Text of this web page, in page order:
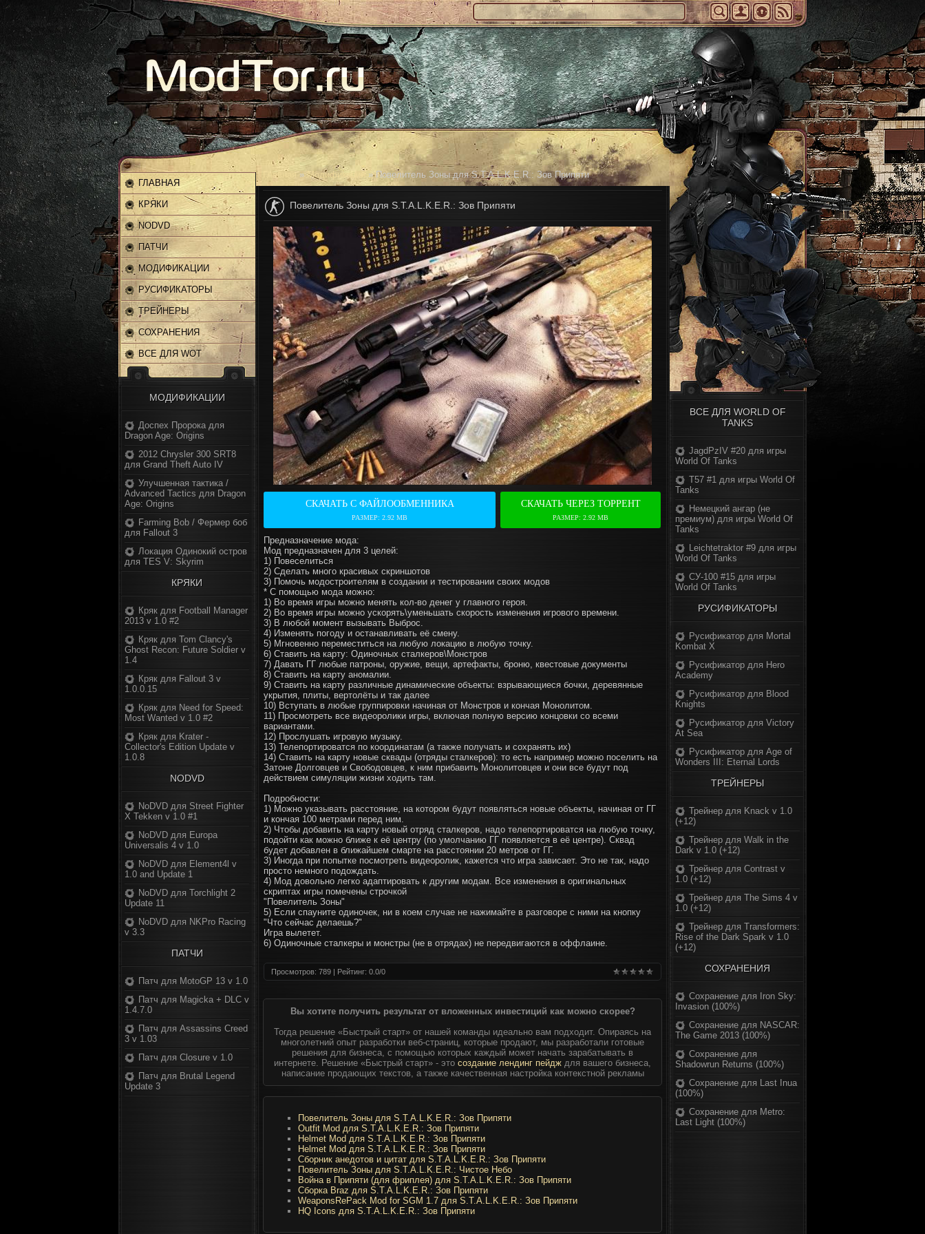
ГЛАВНАЯ
КРЯКИ
NODVD
ПАТЧИ
МОДИФИКАЦИИ
РУСИФИКАТОРЫ
ТРЕЙНЕРЫ
СОХРАНЕНИЯ
ВСЕ ДЛЯ WOT
МОДИФИКАЦИИ
Доспех Пророка для
Dragon Age: Origins
2012 Chrysler 300 SRT8
для Grand Theft Auto IV
Улучшенная тактика /
Advanced Tactics для Dragon
Age: Origins
Farming Bob / Фермер боб
для Fallout 3
Локация Одинокий остров
для TES V: Skyrim
КРЯКИ
Кряк для Football Manager
2013 v 1.0 #2
Кряк для Tom Clancy's
Ghost Recon: Future Soldier v
1.4
Кряк для Fallout 3 v
1.0.0.15
Кряк для Need for Speed:
Most Wanted v 1.0 #2
Кряк для Krater -
Collector's Edition Update v
1.0.8
NODVD
NoDVD для Street Fighter
X Tekken v 1.0 #1
NoDVD для Europa
Universalis 4 v 1.0
NoDVD для Element4l v
1.0 and Update 1
NoDVD для Torchlight 2
Update 11
NoDVD для NKPro Racing
v 3.3
ПАТЧИ
Патч для MotoGP 13 v 1.0
Патч для Magicka + DLC v
1.4.7.0
Патч для Assassins Creed
3 v 1.03
Патч для Closure v 1.0
Патч для Brutal Legend
Update 3
Главная» Модификации » Повелитель Зоны для S.T.A.L.K.E.R.: Зов Припяти
Повелитель Зоны для S.T.A.L.K.E.R.: Зов Припяти
СКАЧАТЬ С ФАЙЛООБМЕННИКА
РАЗМЕР: 2.92 МВ
СКАЧАТЬ ЧЕРЕЗ ТОРРЕНТ
РАЗМЕР: 2.92 МВ
Предназначение мода:
Мод предназначен для 3 целей:
1) Повеселиться
2) Сделать много красивых скриншотов
3) Помочь модостроителям в создании и тестировании своих модов
* С помощью мода можно:
1) Во время игры можно менять кол-во денег у главного героя.
2) Во время игры можно ускорять\уменьшать скорость изменения игрового времени.
3) В любой момент вызывать Выброс.
4) Изменять погоду и останавливать её смену.
5) Мгновенно переместиться на любую локацию в любую точку.
6) Ставить на карту: Одиночных сталкеров\Монстров
7) Давать ГГ любые патроны, оружие, вещи, артефакты, броню, квестовые документы
8) Ставить на карту аномалии.
9) Ставить на карту различные динамические объекты: взрывающиеся бочки, деревянные
укрытия, плиты, вертолёты и так далее
10) Вступать в любые группировки начиная от Монстров и кончая Монолитом.
11) Просмотреть все видеоролики игры, включая полную версию концовки со всеми
вариантами.
12) Прослушать игровую музыку.
13) Телепортироватся по координатам (а также получать и сохранять их)
14) Ставить на карту новые сквады (отряды сталкеров): то есть например можно поселить на
Затоне Долговцев и Свободовцев, к ним прибавить Монолитовцев и они все будут под
действием симуляции жизни ходить там.
Подробности:
1) Можно указывать расстояние, на котором будут появляться новые объекты, начиная от ГГ
и кончая 100 метрами перед ним.
2) Чтобы добавить на карту новый отряд сталкеров, надо телепортироватся на любую точку,
подойти как можно ближе к её центру (по умолчанию ГГ появляется в её центре). Сквад
будет добавлен в ближайшем смарте на расстоянии 20 метров от ГГ.
3) Иногда при попытке посмотреть видеоролик, кажется что игра зависает. Это не так, надо
просто немного подождать.
4) Мод довольно легко адаптировать к другим модам. Все изменения в оригинальных
скриптах игры помечены строчкой
"Повелитель Зоны"
5) Если спауните одиночек, ни в коем случае не нажимайте в разговоре с ними на кнопку
"Что сейчас делаешь?"
Игра вылетет.
6) Одиночные сталкеры и монстры (не в отрядах) не передвигаются в оффлаине.
Просмотров: 789 | Рейтинг: 0.0/0
Вы хотите получить результат от вложенных инвестиций как можно скорее?
Тогда решение «Быстрый старт» от нашей команды идеально вам подходит. Опираясь на
многолетний опыт разработки веб-страниц, которые продают, мы разработали готовые
решения для бизнеса, с помощью которых каждый может начать зарабатывать в
интернете. Решение «Быстрый старт» - это создание лендинг пейдж для вашего бизнеса,
написание продающих текстов, а также качественная настройка контекстной рекламы
Повелитель Зоны для S.T.A.L.K.E.R.: Зов Припяти
Outfit Mod для S.T.A.L.K.E.R.: Зов Припяти
Helmet Mod для S.T.A.L.K.E.R.: Зов Припяти
Helmet Mod для S.T.A.L.K.E.R.: Зов Припяти
Сборник анедотов и цитат для S.T.A.L.K.E.R.: Зов Припяти
Повелитель Зоны для S.T.A.L.K.E.R.: Чистое Небо
Война в Припяти (для фриплея) для S.T.A.L.K.E.R.: Зов Припяти
Сборка Braz для S.T.A.L.K.E.R.: Зов Припяти
WeaponsRePack Mod for SGM 1.7 для S.T.A.L.K.E.R.: Зов Припяти
HQ Icons для S.T.A.L.K.E.R.: Зов Припяти
ВСЕ ДЛЯ WORLD OF
TANKS
JagdPzIV #20 для игры
World Of Tanks
T57 #1 для игры World Of
Tanks
Немецкий ангар (не
премиум) для игры World Of
Tanks
Leichtetraktor #9 для игры
World Of Tanks
СУ-100 #15 для игры
World Of Tanks
РУСИФИКАТОРЫ
Русификатор для Mortal
Kombat X
Русификатор для Hero
Academy
Русификатор для Blood
Knights
Русификатор для Victory
At Sea
Русификатор для Age of
Wonders III: Eternal Lords
ТРЕЙНЕРЫ
Трейнер для Knack v 1.0
(+12)
Трейнер для Walk in the
Dark v 1.0 (+12)
Трейнер для Contrast v
1.0 (+12)
Трейнер для The Sims 4 v
1.0 (+12)
Трейнер для Transformers:
Rise of the Dark Spark v 1.0
(+12)
СОХРАНЕНИЯ
Сохранение для Iron Sky:
Invasion (100%)
Сохранение для NASCAR:
The Game 2013 (100%)
Сохранение для
Shadowrun Returns (100%)
Сохранение для Last Inua
(100%)
Сохранение для Metro:
Last Light (100%)